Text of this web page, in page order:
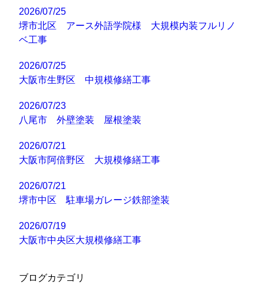
2026/07/25
堺市北区 アース外語学院様 大規模内装フルリノ
ベ工事
2026/07/25
大阪市生野区 中規模修繕工事
2026/07/23
八尾市 外壁塗装 屋根塗装
2026/07/21
大阪市阿倍野区 大規模修繕工事
2026/07/21
堺市中区 駐車場ガレージ鉄部塗装
2026/07/19
大阪市中央区大規模修繕工事
ブログカテゴリ